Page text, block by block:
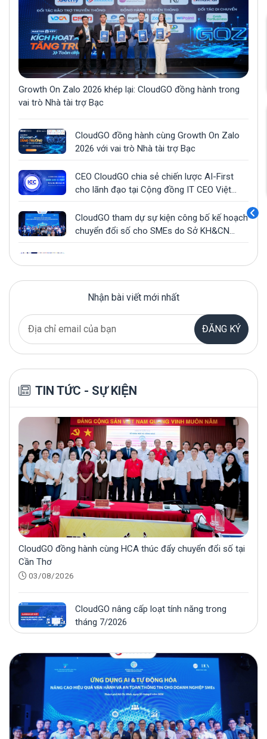
Growth On Zalo 2026 khép lại: CloudGO đồng hành trong
vai trò Nhà tài trợ Bạc
CloudGO đồng hành cùng Growth On Zalo
2026 với vai trò Nhà tài trợ Bạc
CEO CloudGO chia sẻ chiến lược AI-First
cho lãnh đạo tại Cộng đồng IT CEO Việt
CloudGO tham dự sự kiện công bố kế hoạch
chuyển đổi số cho SMEs do Sở KH&CN
CloudGO x VPBC phối hợp tổ chức thành
công sự kiện “Tết doanh nhân VPBC 2024 -
Vạn Điều Phúc”
CloudGO làm Ban giám khảo cuộc thi Học
thuật Khoa Hệ thống thông tin UIT AISC
2024
CloudGO đồng hành cùng Cộng đồng doanh
nhân Vạn Phúc (VPBC) tại YEP 2024
{ĐĂNG KÝ THAM GIA MIỄN PHÍ}Workshop
"Affiliate Marketing - Xu hướng tăng trưởng
doanh nghiệp"
CloudGO đồng hành cùng MobiFone trong
sự kiện “Maximizing The Future” 2024
Nhận bài viết mới nhất
ĐĂNG KÝ
TIN TỨC - SỰ KIỆN
CloudGO đồng hành cùng HCA thúc đẩy chuyển đổi số tại
Cần Thơ
03/08/2026
CloudGO nâng cấp loạt tính năng trong
tháng 7/2026
31/07/2026
Growth On Zalo 2026 khép lại: CloudGO
đồng hành trong vai trò Nhà tài trợ Bạc
28/07/2026
CloudGO đồng hành cùng Growth On Zalo
2026 với vai trò Nhà tài trợ Bạc